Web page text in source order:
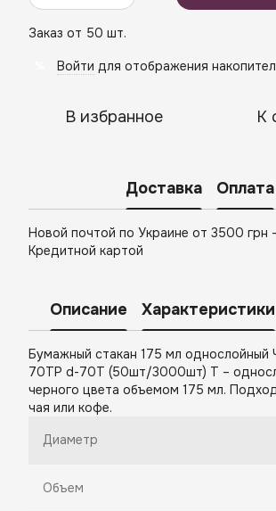
Заказ от 50 шт.
Войти для отображения
В избранное К
Доставка Оплата
Новой почтой по Украине от 3500 грн
Кредитной картой
Описание Характеристики
Бумажный стакан 175 мл
70TP d-70T (50шт/3000шт) Т –
черного цвета объемом 175 мл.
чая или кофе.
Диаметр
Объем